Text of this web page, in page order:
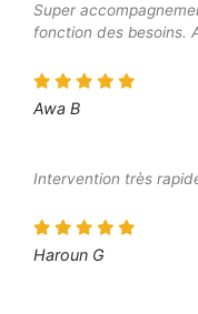
Super
fonction des besoins.
Awa B
Intervention très
Haroun G